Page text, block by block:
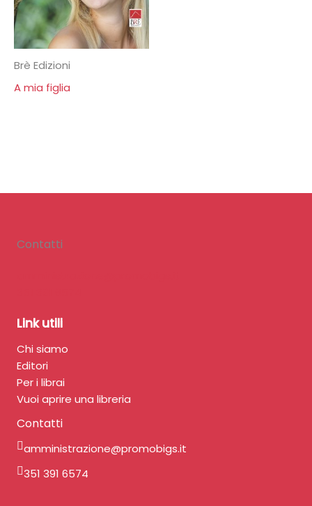
Brè Edizioni
A mia figlia
Contatti
Link utili
Chi siamo
Editori
Per i librai
Vuoi aprire una libreria
Contatti
amministrazione@promobigs.it
351 391 6574